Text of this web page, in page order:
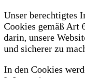
Unser berechtigtes
Cookies gemäß Art
darin, unsere
und sicherer zu
In den Cookies